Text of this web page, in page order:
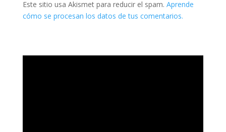
Este sitio usa Akismet para reducir el spam. Aprende
cómo se procesan los datos de tus comentarios.